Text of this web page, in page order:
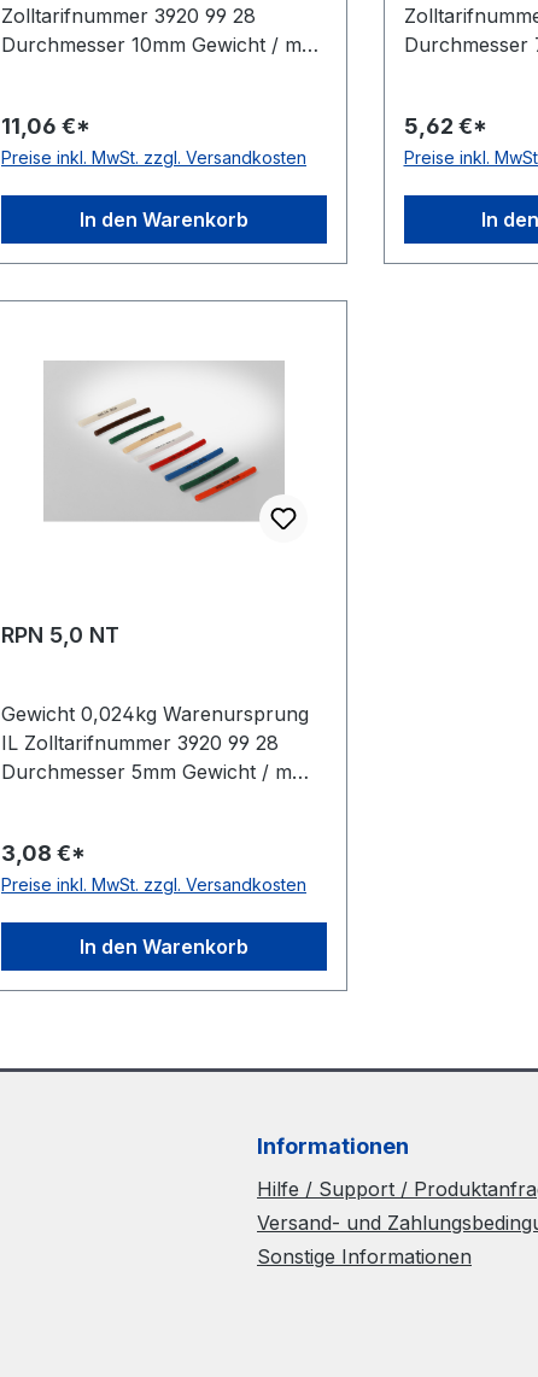
Zolltarifnummer 3920 99 28
Durchmesser 10mm Gewicht / m
Polyurethan Farbe grün
Rollenlänge 30,5 (außer Ø 2mm =
Zugstrang nein Shorehärte 88°
Shore A
11,06 €*
Preise inkl. MwSt. zzgl. Versandkosten
In den Warenkorb
Durchmesser
Material
Rollenlänge
Zugstrang
Shore A
5,62 €*
Preise inkl.
In
RPN 5,0 NT
Gewicht 0,024kg Warenursprung
IL Zolltarifnummer 3920 99 28
Durchmesser 5mm Gewicht / m
Material Polyurethan Farbe grün
Rollenlänge 30,5 (außer Ø 2mm =
Zugstrang nein Shorehärte 88°
Shore A
3,08 €*
Preise inkl. MwSt. zzgl. Versandkosten
In den Warenkorb
Informationen
Hilfe / Support /
Versand- und
Sonstige Informationen